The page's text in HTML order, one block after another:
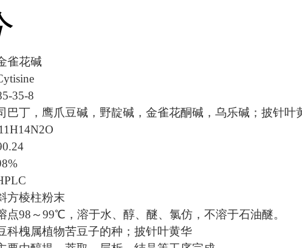
雀花碱
35-8
巴丁，鹰爪豆碱，野靛碱，金雀花酮碱，乌乐碱；披针叶
方棱柱粉末
点98～99℃，溶于水、醇、醚、氯仿，不溶于石油醚。
科槐属植物苦豆子的种；披针叶黄华